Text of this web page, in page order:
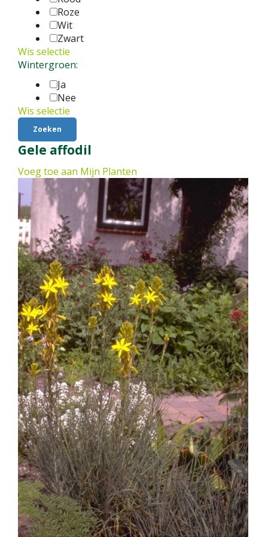
Roze
Wit
Zwart
Wis selectie
Wintergroen:
Ja
Nee
Wis selectie
Gele affodil
Voeg toe aan Mijn Planten